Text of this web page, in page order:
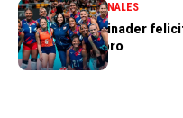
DESTACADANACIONALES
Presidente Abinader
conquistar el oro